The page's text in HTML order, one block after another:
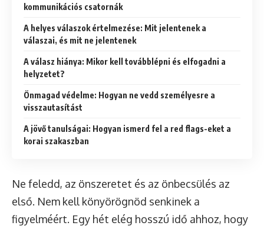
kommunikációs csatornák
A helyes válaszok értelmezése: Mit jelentenek a
válaszai, és mit ne jelentenek
A válasz hiánya: Mikor kell továbblépni és elfogadni a
helyzetet?
Önmagad védelme: Hogyan ne vedd személyesre a
visszautasítást
A jövő tanulságai: Hogyan ismerd fel a red flags-eket a
korai szakaszban
Ne feledd, az önszeretet és az önbecsülés az
első. Nem kell könyörögnöd senkinek a
figyelméért. Egy hét elég hosszú idő ahhoz, hogy